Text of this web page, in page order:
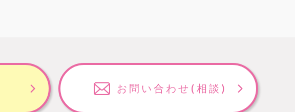
お問い合わせ (相談)